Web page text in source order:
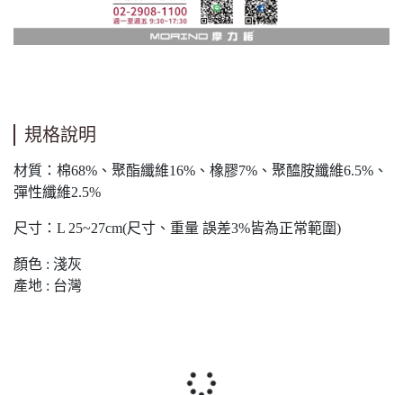
規格說明
材質：棉68%、聚酯纖維16%、橡膠7%、聚醯胺纖維6.5%、
彈性纖維2.5%
尺寸：L 25~27cm(尺寸、重量 誤差3%皆為正常範圍)
顏色 : 淺灰
產地 : 台灣